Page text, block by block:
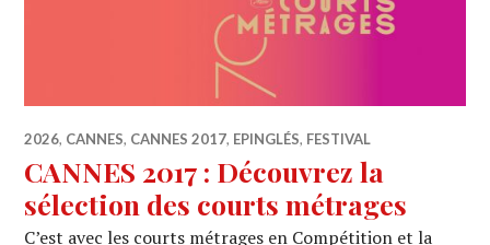
2026, CANNES, CANNES 2017, EPINGLÉS, FESTIVAL
CANNES 2017 : Découvrez la
sélection des courts métrages
C’est avec les courts métrages en Compétition et la